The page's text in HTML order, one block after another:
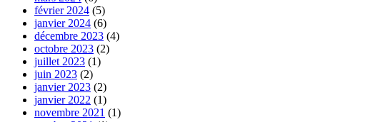
février 2024 (5)
janvier 2024 (6)
décembre 2023 (4)
octobre 2023 (2)
juillet 2023 (1)
juin 2023 (2)
janvier 2023 (2)
janvier 2022 (1)
novembre 2021 (1)